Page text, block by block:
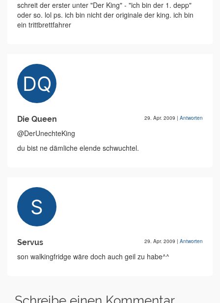
schreit der erster unter "Der King" - "ich bin der 1. depp"
oder so. lol ps. ich bin nicht der originale der king. ich bin
ein trittbrettfahrer
Die Queen 29. Apr. 2009 | Antworten
@DerUnechteKing
du bist ne dämliche elende schwuchtel.
Servus 29. Apr. 2009 | Antworten
son walkingfridge wäre doch auch geil zu habe^^